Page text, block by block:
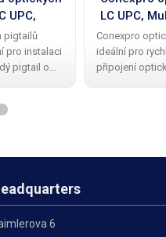
UPC,
pigtailů
pro instalaci
pigtail o
jádra 9/125
LC UPC,
Conexpro
ideální pro
připojení
6